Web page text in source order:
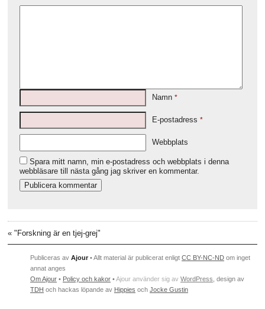
Namn *
E-postadress *
Webbplats
Spara mitt namn, min e-postadress och webbplats i denna
webbläsare till nästa gång jag skriver en kommentar.
« "Forskning är en tjej-grej"
Publiceras av Ajour • Allt material är publicerat enligt CC BY-NC-ND om inget
annat anges
Om Ajour • Policy och kakor •Ajour använder sig av WordPress , design av
TDH och hackas löpande av Hippies och Jocke Gustin